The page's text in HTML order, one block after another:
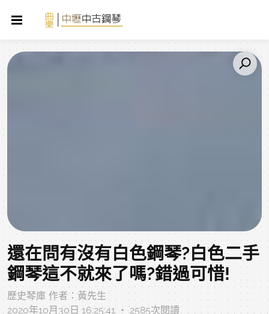
還在問有沒有白色鋼琴?白色二手
鋼琴這不就來了嗎?錯過可惜!
歷史琴庫 作者：黃先生
2020年10月30日 16:25:41 ‧ 2585次閱讀